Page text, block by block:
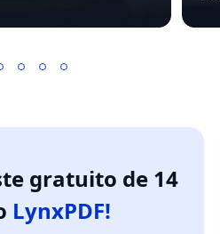
gratuito de 14
LynxPDF!